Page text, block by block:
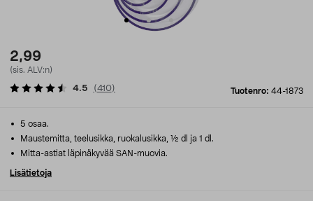
2,99
(sis. ALV:n)
Tuotenro: 44-1873
4.5 (410)
5 osaa.
Maustemitta, teelusikka, ruokalusikka, ½ dl ja 1 dl.
Mitta-astiat läpinäkyvää SAN-muovia.
Lisätietoja